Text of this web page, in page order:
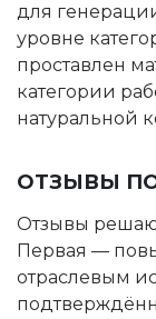
для
уровне
проставлен
категории
натуральной
ОТЗЫВЫ
Отзывы
Первая —
отраслевым